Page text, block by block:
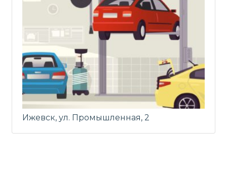
Ижевск, ул. Промышленная, 2